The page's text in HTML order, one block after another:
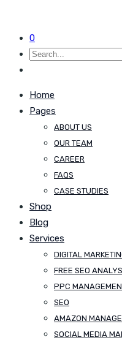
0
Home
Pages
ABOUT US
OUR TEAM
CAREER
FAQS
CASE STUDIES
Shop
Blog
Services
DIGITAL
FREE SEO
PPC
SEO
AMAZON
SOCIAL MEDIA